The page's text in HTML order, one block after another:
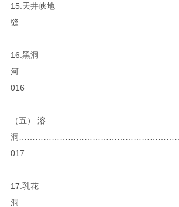
15.天井峡地
缝
16.黑洞
河
016
（五） 溶
洞
017
17.乳花
洞